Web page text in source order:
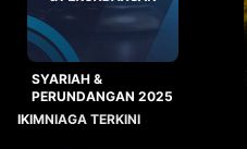
SYARIAH &
PERUNDANGAN 2025
IKIMNIAGA TERKINI